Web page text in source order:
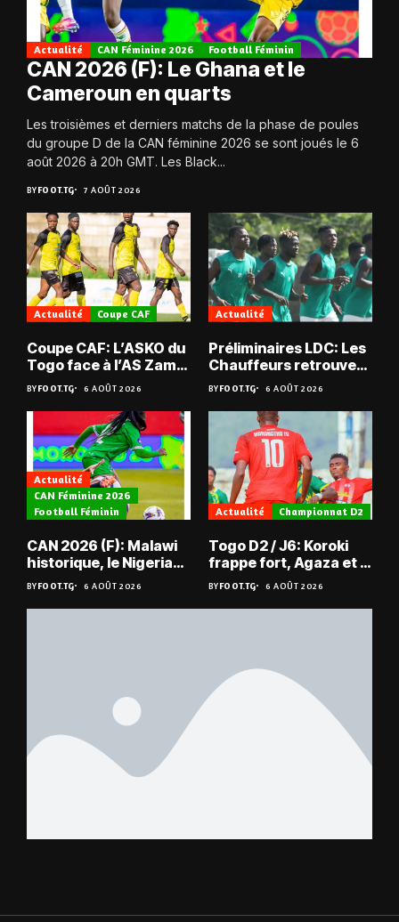
Actualité CAN Féminine 2026 Football Féminin
CAN 2026 (F): Le Ghana et le
Cameroun en quarts
Les troisièmes et derniers matchs de la phase de poules
du groupe D de la CAN féminine 2026 se sont joués le 6
août 2026 à 20h GMT. Les Black...
BYFOOT.TG 7 AOÛT 2026
Actualité Coupe CAF
Coupe CAF: L’ASKO du
Togo face à l’AS Zam
du Niger
BYFOOT.TG 6 AOÛT 2026
Actualité
Préliminaires LDC: Les
Chauffeurs retrouvent
les Mimos
BYFOOT.TG 6 AOÛT 2026
Actualité
CAN Féminine 2026
Football Féminin
CAN 2026 (F): Malawi
historique, le Nigeria
sauvé, la Zambie
éliminée
BYFOOT.TG 6 AOÛT 2026
Actualité Championnat D2
Togo D2 / J6: Koroki
frappe fort, Agaza et la
JCA assurent,
suspense avant Sara
FC – Doumbé FC
BYFOOT.TG 6 AOÛT 2026